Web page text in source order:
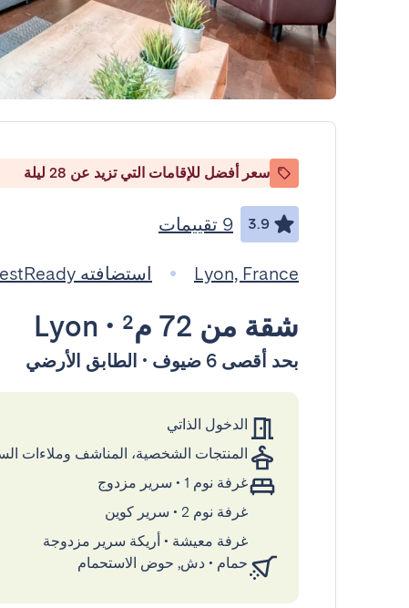
سعر أفضل للإقامات التي تزيد عن 28 ليلة
3.9 9 تقييمات
Lyon, France استضافته GuestReady
شقة من 72 م² •
Lyon
بحد أقصى 6 ضيوف • الطابق الأرضي
الدخول الذاتي
المنتجات الشخصية، المناشف وملاءات
غرفة نوم 1
• سرير مزدوج
غرفة نوم 2
• سرير كوين
غرفة معيشة • أريكة سرير مزدوجة
حمام • دش, حوض الاستحمام